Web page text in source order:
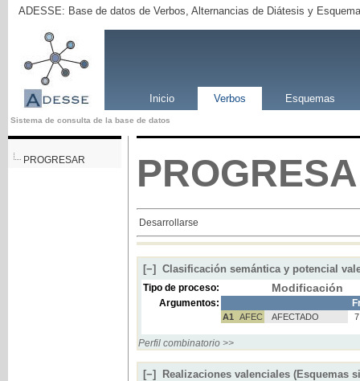
ADESSE: Base de datos de Verbos, Alternancias de Diátesis y
Inicio Verbos Esquemas
Sistema de consulta de la base de datos
PROGRESAR
Desarrollarse
[−] Clasificación semántica y potencial
Tipo de proceso: Modificación
Argumentos:
A1 AFEC AFECTADO
Perfil combinatorio >>
[−] Realizaciones valenciales (Esquemas